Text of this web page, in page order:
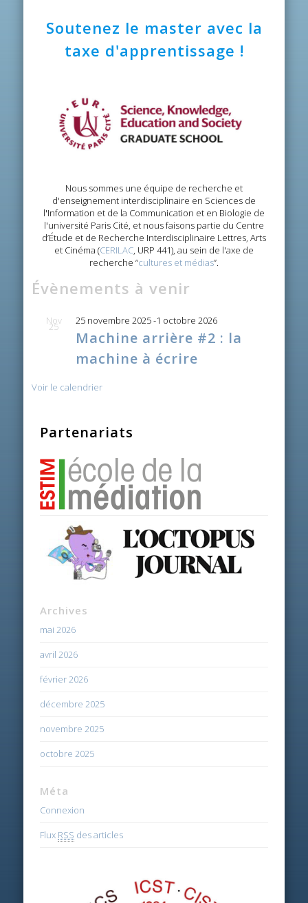
Soutenez le master avec la
taxe d'apprentissage !
Nous sommes une équipe de recherche et
d'enseignement interdisciplinaire en Sciences de
l'Information et de la Communication et en Biologie de
l'université Paris Cité, et nous faisons partie du Centre
d’Étude et de Recherche Interdisciplinaire Lettres, Arts
et Cinéma (CERILAC, URP 441), au sein de l'axe de
recherche “cultures et médias”.
Évènements à venir
Nov
25 25 novembre 2025-1 octobre 2026
Machine arrière #2 : la
machine à écrire
Voir le calendrier
Partenariats
Archives
mai 2026
avril 2026
février 2026
décembre 2025
novembre 2025
octobre 2025
Méta
Connexion
Flux RSS des articles